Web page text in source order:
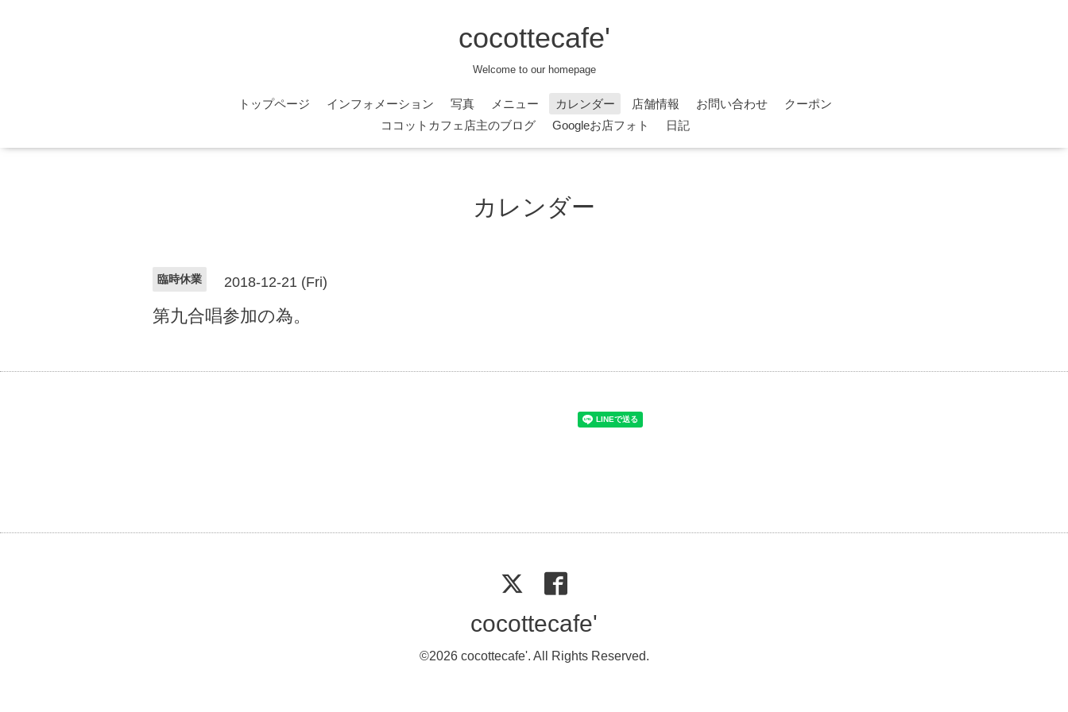
cocottecafe'
Welcome to our homepage
トップページ インフォメーション 写真 メニュー カレンダー 店舗情報 お問い合わせ
クーポン
ココットカフェ店主のブログ
Googleお店フォト 日記
カレンダー
臨時休業 2018-12-21 (Fri)
第九合唱参加の為。
cocottecafe'
©2026 cocottecafe'. All Rights Reserved.